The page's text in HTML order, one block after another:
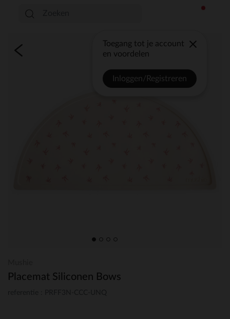
Toegang tot je account
en voordelen
Inloggen/Registreren
Placemat Siliconen Bows